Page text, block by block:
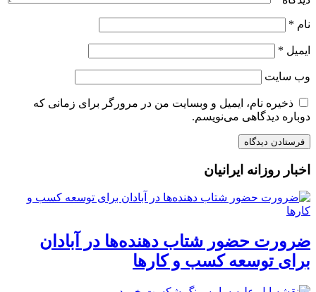
نام *
ایمیل *
وب‌ سایت
ذخیره نام، ایمیل و وبسایت من در مرورگر برای زمانی که
دوباره دیدگاهی می‌نویسم.
اخبار روزانه ایرانیان
ضرورت حضور شتاب ‌دهنده‌ها در آبادان
برای توسعه کسب‌ و کارها